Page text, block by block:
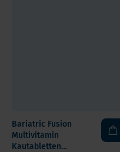
Bariatric Fusion
Multivitamin
Kautabletten